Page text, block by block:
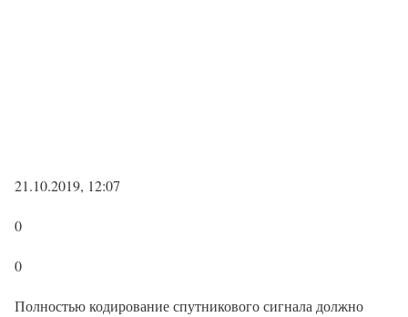
21.10.2019, 12:07
0
0
Полностью кодирование спутникового сигнала должно